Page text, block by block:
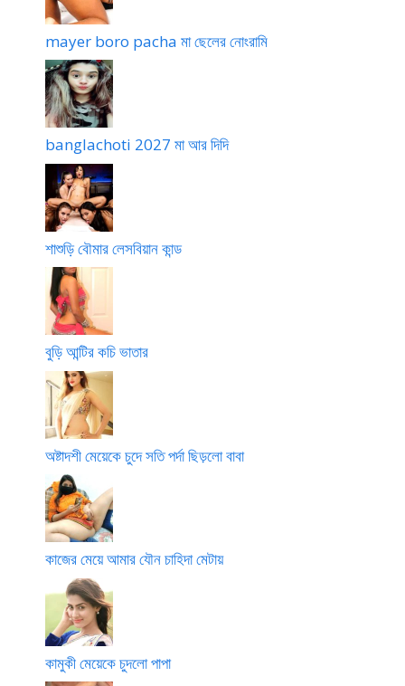
e
x
y
c
h
o
t
y
#
বাং
লা
চ
টি
টি
গ
ল্প
mayer boro pacha মা ছেলের নোংরামি
banglachoti 2027 মা আর দিদি
শাশুড়ি বৌমার লেসবিয়ান কান্ড
বুড়ি আন্টির কচি ভাতার
অষ্টাদশী মেয়েকে চুদে সতি পর্দা ছিড়লো বাবা
কাজের মেয়ে আমার যৌন চাহিদা মেটায়
কামুকী মেয়েকে চুদলো পাপা